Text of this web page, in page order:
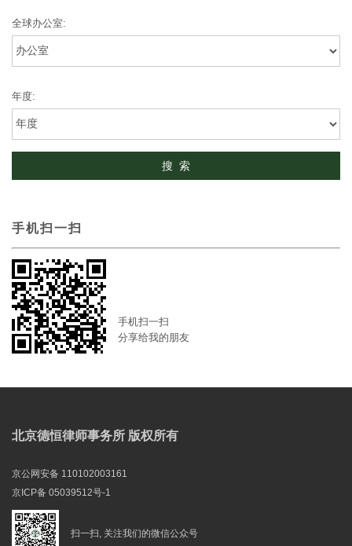
全球办公室:
年度:
手机扫一扫
手机扫一扫
分享给我的朋友
北京德恒律师事务所 版权所有
京公网安备 110102003161
京ICP备 05039512号-1
扫一扫, 关注我们的微信公众号